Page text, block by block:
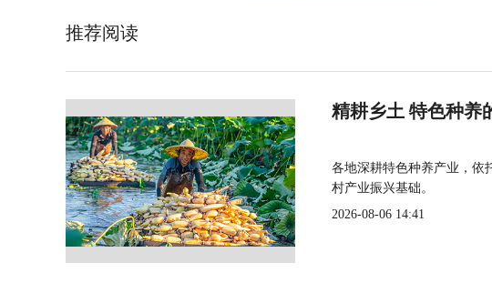
推荐阅读
精耕乡土 特色种养
各地深耕特色种养产业，依
村产业振兴基础。
2026-08-06 14:41